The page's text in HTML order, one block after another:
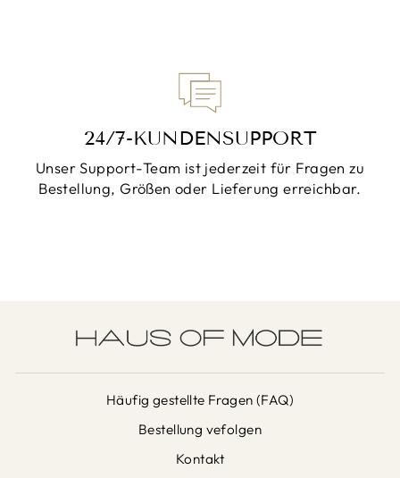
24/7-KUNDENSUPPORT
Unser Support-Team ist jederzeit für Fragen zu
Bestellung, Größen oder Lieferung erreichbar.
Häufig gestellte Fragen (FAQ)
Bestellung vefolgen
Kontakt